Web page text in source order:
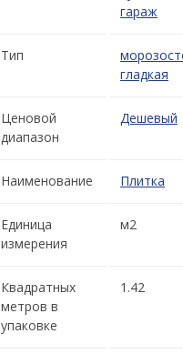
гараж
Тип
гладкая
Ценовой
диапазон
Дешевый
Наименование Плитка
Единица
измерения
м2
Квадратных
метров в
упаковке
1.42